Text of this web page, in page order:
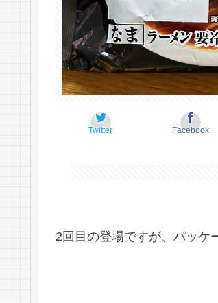
Twitter Facebook
2回目の登場ですが、パッケ